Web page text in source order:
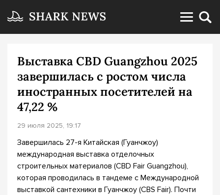
Выставка CBD Guangzhou 2025
завершилась с ростом числа
иностранных посетителей на
47,22 %
29 июля 2025, 19:17
Завершилась 27-я Китайская (Гуанчжоу)
международная выставка отделочных
строительных материалов (CBD Fair Guangzhou),
которая проводилась в тандеме с Международной
выставкой сантехники в Гуанчжоу (CBS Fair). Почти